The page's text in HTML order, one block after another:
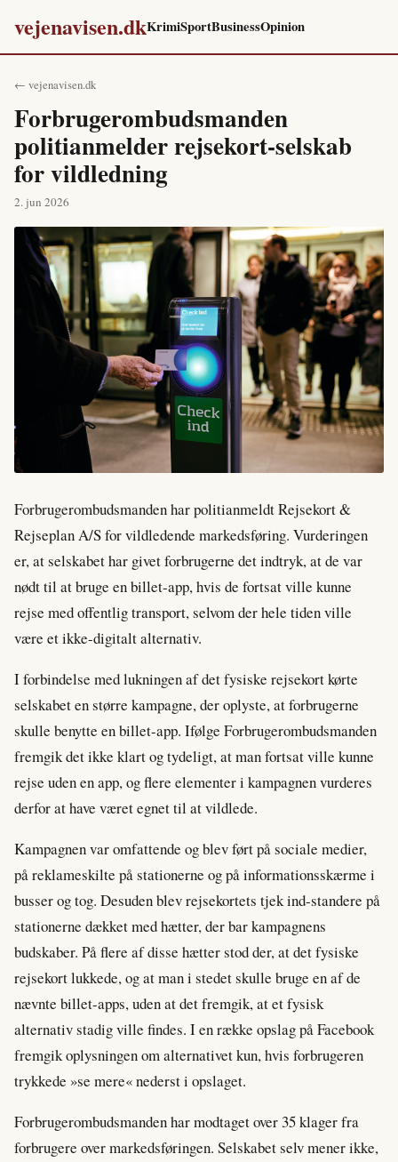
vejenavisen.dkKrimiSportBusinessOpinion
← vejenavisen.dk
Forbrugerombudsmanden
politianmelder rejsekort-selskab
for vildledning
2. jun 2026
Forbrugerombudsmanden har politianmeldt Rejsekort &
Rejseplan A/S for vildledende markedsføring. Vurderingen
er, at selskabet har givet forbrugerne det indtryk, at de var
nødt til at bruge en billet-app, hvis de fortsat ville kunne
rejse med offentlig transport, selvom der hele tiden ville
være et ikke-digitalt alternativ.
I forbindelse med lukningen af det fysiske rejsekort kørte
selskabet en større kampagne, der oplyste, at forbrugerne
skulle benytte en billet-app. Ifølge Forbrugerombudsmanden
fremgik det ikke klart og tydeligt, at man fortsat ville kunne
rejse uden en app, og flere elementer i kampagnen vurderes
derfor at have været egnet til at vildlede.
Kampagnen var omfattende og blev ført på sociale medier,
på reklameskilte på stationerne og på informationsskærme i
busser og tog. Desuden blev rejsekortets tjek ind-standere på
stationerne dækket med hætter, der bar kampagnens
budskaber. På flere af disse hætter stod der, at det fysiske
rejsekort lukkede, og at man i stedet skulle bruge en af de
nævnte billet-apps, uden at det fremgik, at et fysisk
alternativ stadig ville findes. I en række opslag på Facebook
fremgik oplysningen om alternativet kun, hvis forbrugeren
trykkede »se mere« nederst i opslaget.
Forbrugerombudsmanden har modtaget over 35 klager fra
forbrugere over markedsføringen. Selskabet selv mener ikke,